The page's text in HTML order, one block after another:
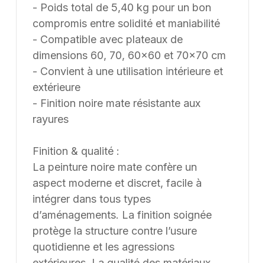
- Poids total de 5,40 kg pour un bon
compromis entre solidité et maniabilité
- Compatible avec plateaux de
dimensions 60, 70, 60x60 et 70x70 cm
- Convient à une utilisation intérieure et
extérieure
- Finition noire mate résistante aux
rayures
Finition & qualité :
La peinture noire mate confère un
aspect moderne et discret, facile à
intégrer dans tous types
d’aménagements. La finition soignée
protège la structure contre l’usure
quotidienne et les agressions